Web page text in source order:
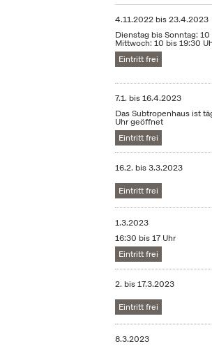
4.11.2022 bis23.4.2023
Dienstag bis Sonntag:
Mittwoch: 10 bis 19:30
Eintritt frei
7.1. bis16.4.2023
Das Subtropenhaus ist
Uhr geöffnet
Eintritt frei
16.2. bis3.3.2023
Eintritt frei
1.3.2023
16:30 bis 17 Uhr
Eintritt frei
2. bis17.3.2023
Eintritt frei
8.3.2023